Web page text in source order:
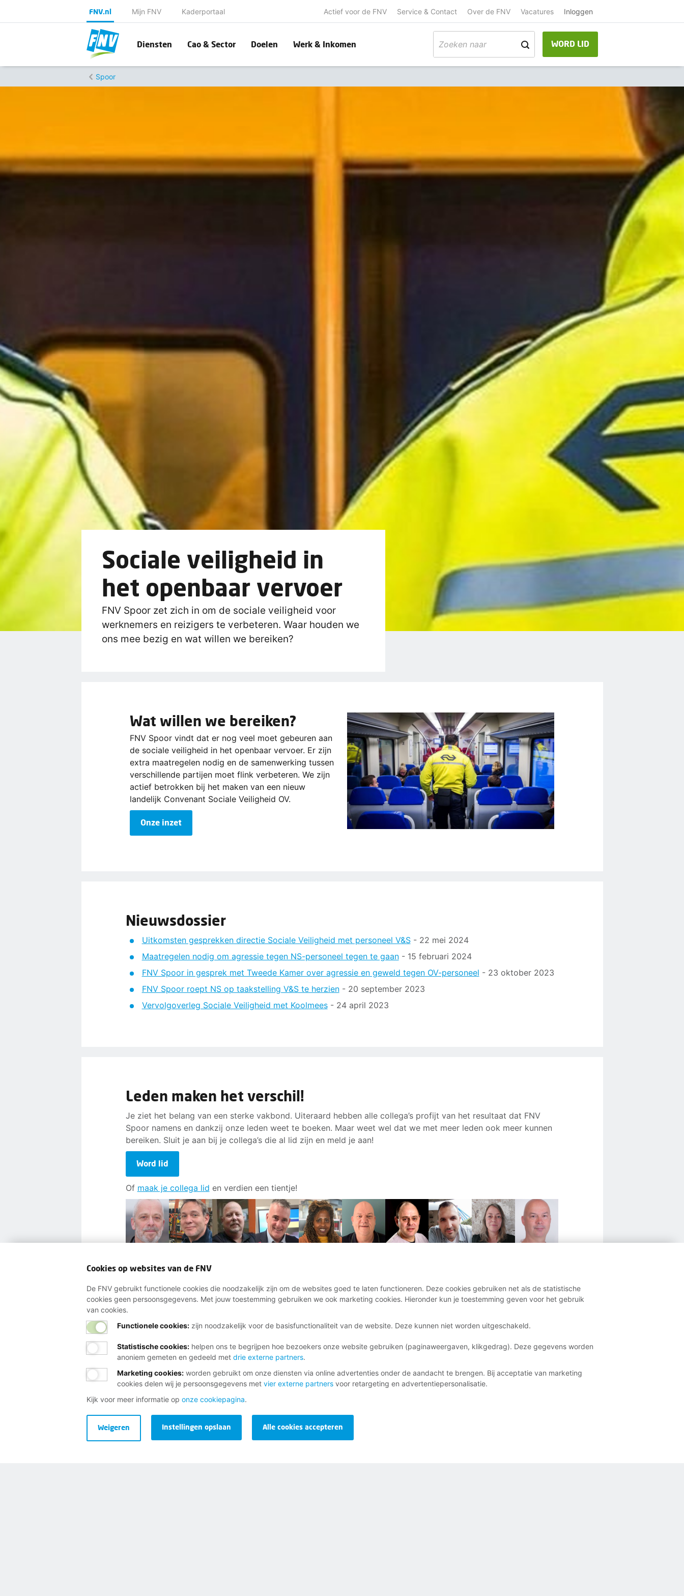
FNV.nl Mijn FNV Kaderportaal Actief voor de FNV Service & Contact Over de FNV Vacatures Inloggen
Diensten Cao & Sector Doelen Werk & Inkomen WORD LID
Spoor
Sociale veiligheid in
het openbaar vervoer
FNV Spoor zet zich in om de sociale veiligheid voor
werknemers en reizigers te verbeteren. Waar houden we
ons mee bezig en wat willen we bereiken?
Wat willen we bereiken?
FNV Spoor vindt dat er nog veel moet gebeuren aan
de sociale veiligheid in het openbaar vervoer. Er zijn
extra maatregelen nodig en de samenwerking tussen
verschillende partijen moet flink verbeteren. We zijn
actief betrokken bij het maken van een nieuw
landelijk Convenant Sociale Veiligheid OV.
Onze inzet
Nieuwsdossier
Uitkomsten gesprekken directie Sociale Veiligheid met personeel V&S- 22 mei 2024
Maatregelen nodig om agressie tegen NS-personeel tegen te gaan- 15 februari 2024
FNV Spoor in gesprek met Tweede Kamer over agressie en geweld tegen OV-personeel - 23 oktober 2023
FNV Spoor roept NS op taakstelling V&S te herzien- 20 september 2023
Vervolgoverleg Sociale Veiligheid met Koolmees- 24 april 2023
Leden maken het verschil!
Je ziet het belang van een sterke vakbond. Uiteraard hebben alle collega’s profijt van het resultaat dat FNV
Spoor namens en dankzij onze leden weet te boeken. Maar weet wel dat we met meer leden ook meer kunnen
bereiken. Sluit je aan bij je collega’s die al lid zijn en meld je aan!
Word lid
Of maak je collega lid en verdien een tientje!
Wij helpen je graag
Bij al je vragen over werk, inkomen en lidmaatschap.
Neem contact op met de FNV
Vragen over het lidmaatschap
Cookies op websites van de FNV
De FNV gebruikt functionele cookies die noodzakelijk zijn om de websites goed te laten functioneren. Deze cookies gebruiken net als de statistische
cookies geen persoonsgegevens. Met jouw toestemming gebruiken we ook marketing cookies. Hieronder kun je toestemming geven voor het gebruik
van cookies.
Functionele cookies:zijn noodzakelijk voor de basisfunctionaliteit van de website. Deze kunnen niet worden uitgeschakeld.
Statistische cookies: helpen ons te begrijpen hoe bezoekers onze website gebruiken (paginaweergaven, klikgedrag). Deze gegevens worden
anoniem gemeten en gedeeld met drie externe partners.
Marketing cookies: worden gebruikt om onze diensten via online advertenties onder de aandacht te brengen. Bij acceptatie van marketing
cookies delen wij je persoonsgegevens met vier externe partnersvoor retargeting en advertentiepersonalisatie.
Kijk voor meer informatie op onze cookiepagina.
Alle cookies accepteren
Instellingen opslaan
Weigeren